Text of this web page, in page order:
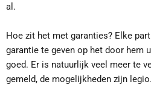
al.
Hoe zit het met garanties? Elke
garantie te geven op het door hem
goed. Er is natuurlijk veel meer te
gemeld, de mogelijkheden zijn legio.